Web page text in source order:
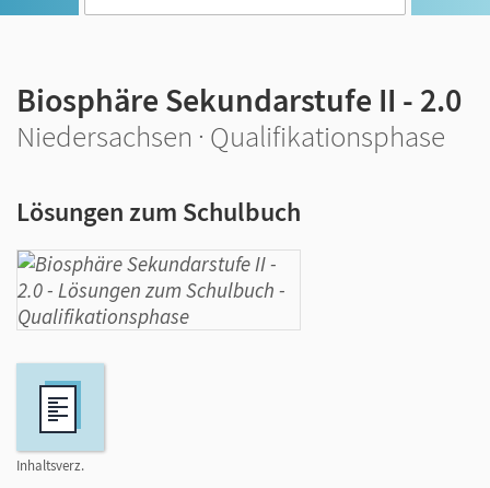
Inhaltsverz.
Biosphäre Sekundarstufe II - 2.0
Niedersachsen · Qualifikationsphase
Lösungen zum Schulbuch